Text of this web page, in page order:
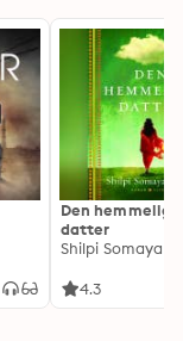
Den hemmelige
datter
Shilpi Somaya
4.3